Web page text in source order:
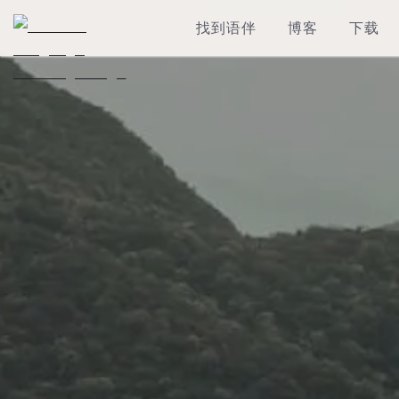
找到语伴 博客 下载